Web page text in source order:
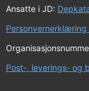
Ansatte i JD:
Personvernerklæring
Post-, leverings- og